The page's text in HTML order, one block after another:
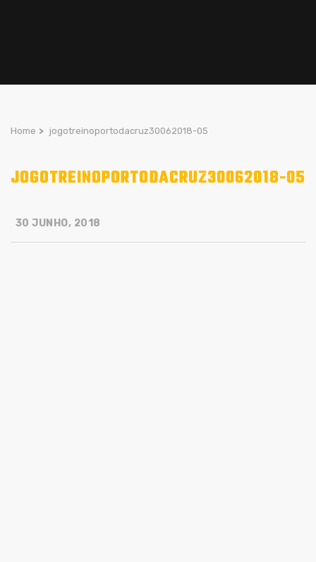
Home > jogotreinoportodacruz30062018-05
JOGOTREINOPORTODACRUZ30062018-05
30 JUNHO, 2018